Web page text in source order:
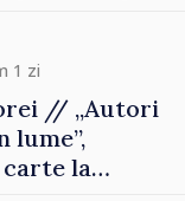
1 zi
// „Autori
lume”,
la